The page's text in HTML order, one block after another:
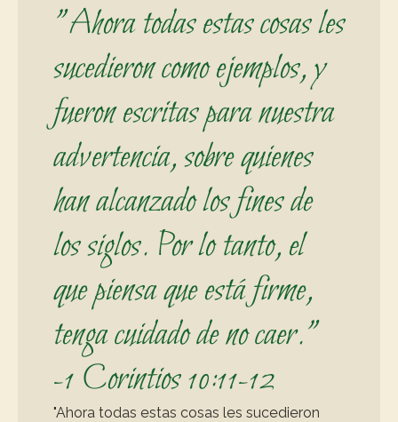
"Ahora todas estas cosas les
sucedieron como ejemplos, y
fueron escritas para nuestra
advertencia, sobre quienes
han alcanzado los fines de
los siglos. Por lo tanto, el
que piensa que está firme,
tenga cuidado de no caer."
-1 Corintios 10:11-12
"Ahora todas estas cosas les sucedieron